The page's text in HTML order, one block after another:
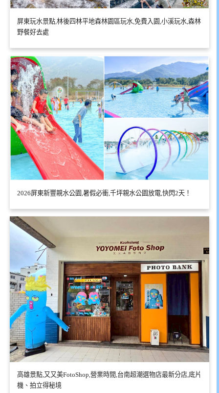
屏東玩水景點,林後四林平地森林園區玩水,免費入園,小溪玩水,森林
野餐好去處
2026屏東新豐親水公園,暑假必衝,千坪親水公園放電,快閃2天！
高雄景點,又又美FotoShop,營業時間,台南超潮選物店最新分店,底片
機、拍立得秘境